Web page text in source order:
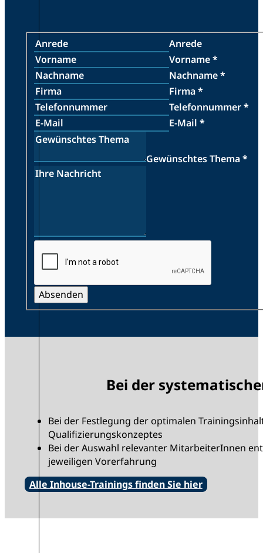
Anrede
Vorname*
Nachname*
Firma*
Telefonnummer*
E-Mail *
Gewünschtes Thema*
Absenden
Bei der
Bei der Festlegung der optimalen
Qualifizierungskonzeptes
Bei der Auswahl relevanter MitarbeiterInnen
jeweiligen Vorerfahrung
Alle Inhouse-Trainings finden Sie hier